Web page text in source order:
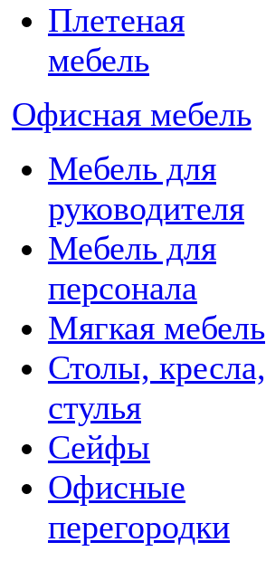
Плетеная
мебель
Офисная мебель
Мебель для
руководителя
Мебель для
персонала
Мягкая мебель
Столы, кресла,
стулья
Сейфы
Офисные
перегородки